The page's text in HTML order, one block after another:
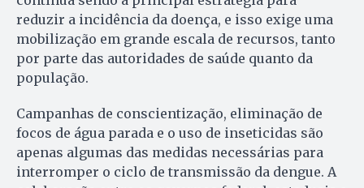
reduzir a incidência da doença, e isso exige uma
mobilização em grande escala de recursos, tanto
por parte das autoridades de saúde quanto da
população.
Campanhas de conscientização, eliminação de
focos de água parada e o uso de inseticidas são
apenas algumas das medidas necessárias para
interromper o ciclo de transmissão da dengue. A